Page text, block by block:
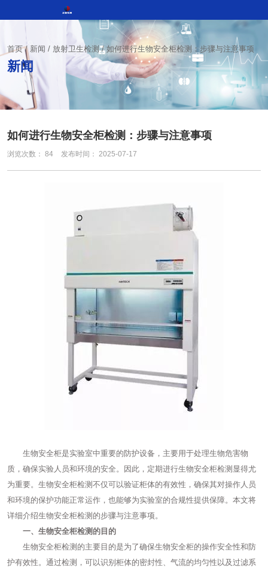
首页/ 新闻 / 放射卫生检测 /如何进行生物安全柜检测：步骤与注意事项
新闻
如何进行生物安全柜检测：步骤与注意事项
浏览次数： 84 发布时间： 2025-07-17
生物安全柜是实验室中重要的防护设备，主要用于处理生物危害物
质，确保实验人员和环境的安全。因此，定期进行生物安全柜检测显得尤
为重要。生物安全柜检测不仅可以验证柜体的有效性，确保其对操作人员
和环境的保护功能正常运作，也能够为实验室的合规性提供保障。本文将
详细介绍生物安全柜检测的步骤与注意事项。
一、生物安全柜检测的目的
生物安全柜检测的主要目的是为了确保生物安全柜的操作安全性和防
护有效性。通过检测，可以识别柜体的密封性、气流的均匀性以及过滤系